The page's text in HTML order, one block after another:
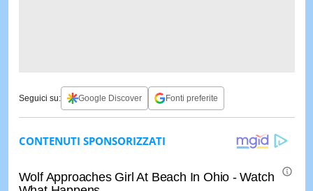
Seguici su: Google Discover Fonti preferite